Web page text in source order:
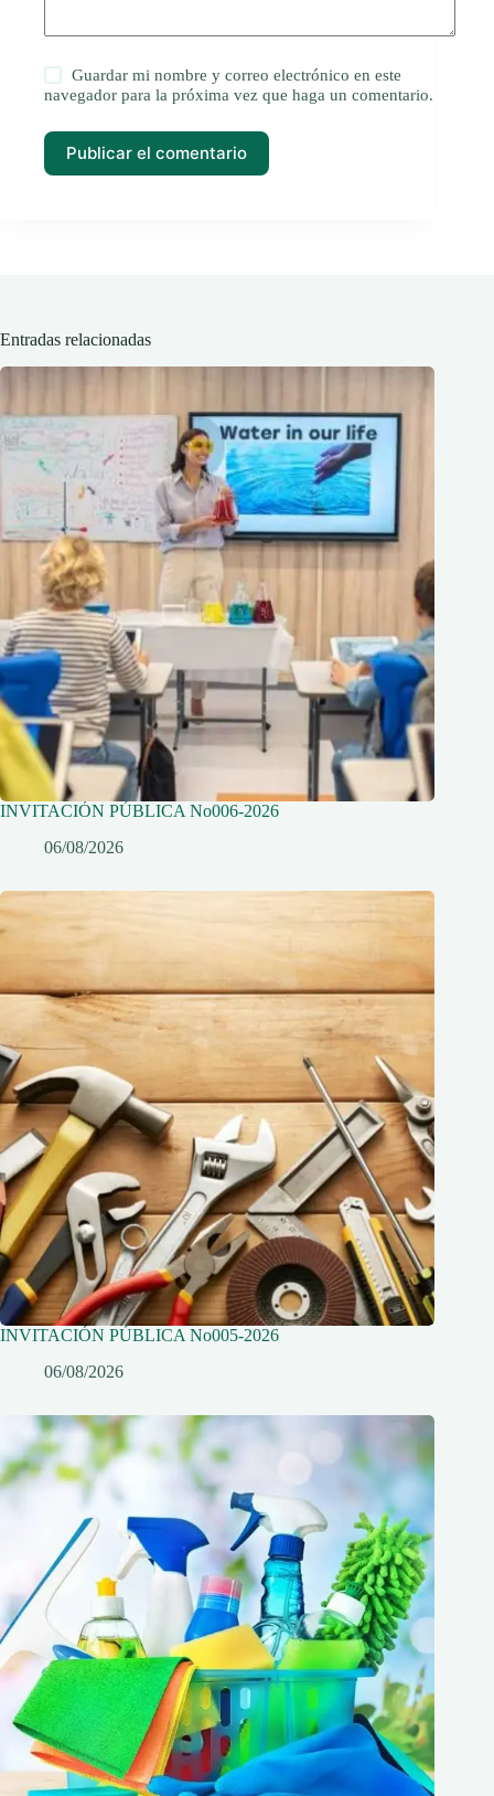
Guardar mi nombre y correo electrónico en este
navegador para la próxima vez que haga un comentario.
Publicar el comentario
Entradas relacionadas
INVITACIÓN PÚBLICA No006-2026
06/08/2026
INVITACIÓN PÚBLICA No005-2026
06/08/2026